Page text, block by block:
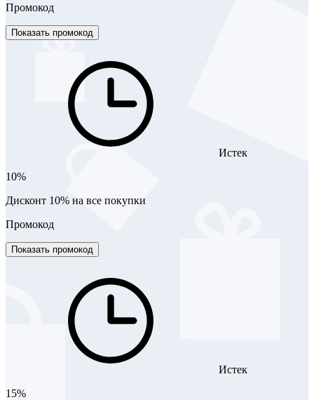
Промокод
Показать промокод
Истек
10%
Дисконт 10% на все покупки
Промокод
Показать промокод
Истек
15%